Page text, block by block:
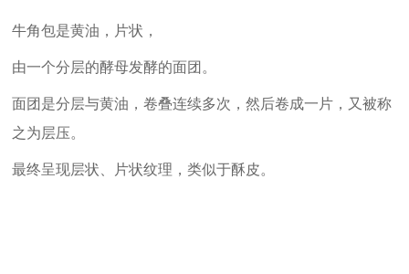
​牛角包是黄油，片状，
由一个分层的酵母发酵的面团。
面团是分层与黄油，卷叠连续多次，然后卷成一片，又被称
之为层压。
最终呈现层状、片状纹理，类似于酥皮。